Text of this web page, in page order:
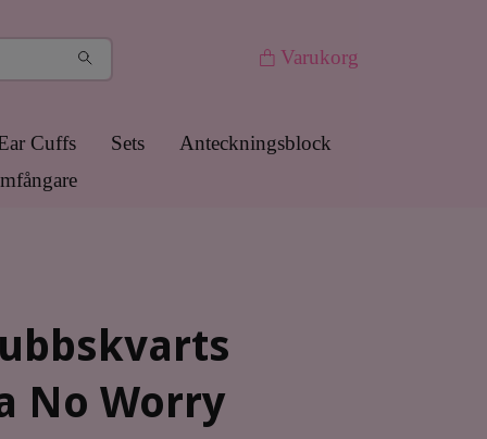
Varukorg
Cuffs Sets
Anteckningsblock
No Worry